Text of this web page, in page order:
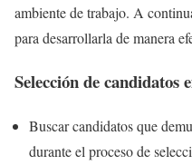
ambiente de trabajo. A
para desarrollarla de manera
Selección de candidatos
Buscar candidatos que
durante el proceso de